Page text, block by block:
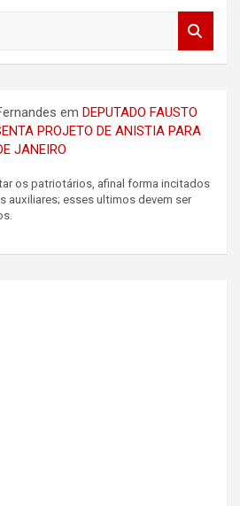
em DEPUTADO FAUSTO
PROJETO DE ANISTIA PARA
JANEIRO
os patriotários, afinal forma incitados
auxiliares; esses ultimos devem ser